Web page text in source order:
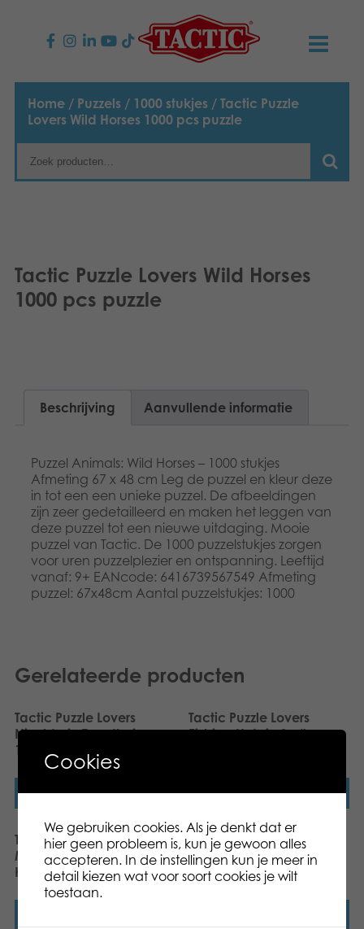
PRODUCTEN
Kinderspellen
Familiespellen
Buitenspellen
Apps
Gearchiveerde producten
TACTIC
Ons verhaal
LinksEnglish
Français
Polski
Svenska
Home / Puzzels / 1000 stukjes / Tactic Puzzle
Lovers Wild Horses 1000 pcs puzzle
Tactic Puzzle Lovers Wild Horses
1000 pcs puzzle
Beschrijving Aanvullende informatie
Puzzel Animals: Wild Horses – 1000 stukjes
Afmeting 67 x 48 cm Leg de puzzel en kleur deze
in tot een een unieke puzzel. De afbeeldingen
zijn zeer gedetailleerd en maken het leggen van
deze puzzel tot een nieuwe uitdaging. Mooie
puzzel van Tactic. De 1000 puzzelstukjes zorgen
voor uren puzzelplezier en ontspanning. Leeftijd
vanaf: 9+ EANcode: 6416739567549 Afmeting
puzzel: 67x48cm Aantal puzzelstukjes: 1000
Gerelateerde producten
Tactic Puzzle Lovers
Nivelda in Trondheim
1000 pcs puzzle
Lees verder
Tactic Puzzle Lovers
Fishing Huts in Smögen
Lees verder
Tactic Puzzle Lovers
Moors Covered in
Heather 1000 pcs puzzle
Cinque Terre – 1000
stukjes
Cookies
We gebruiken cookies. Als je denkt dat er
hier geen probleem is, kun je gewoon alles
accepteren. In de instellingen kun je meer in
detail kiezen wat voor soort cookies je wilt
toestaan.